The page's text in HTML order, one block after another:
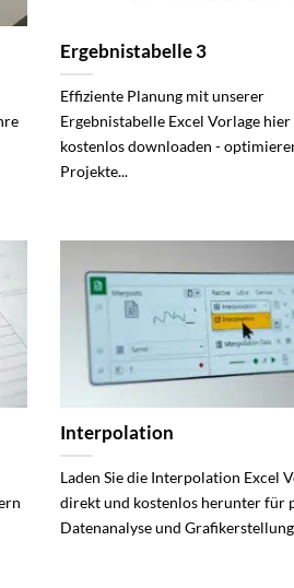
Ergebnistabelle 3
Effiziente Planung mit unserer
Ergebnistabelle Excel Vorlage hier
kostenlos downloaden -
Projekte...
Interpolation
Laden Sie die Interpolation Excel
direkt und kostenlos herunter für
Datenanalyse und